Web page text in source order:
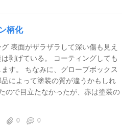
柄化
表面がザラザラして深い傷も見え
剥げている。 コーティングしても
す。 ちなみに、グローブボックス
によって塗装の質が違うかもしれ
ので目立たなかったが、赤は塗装の
0
0